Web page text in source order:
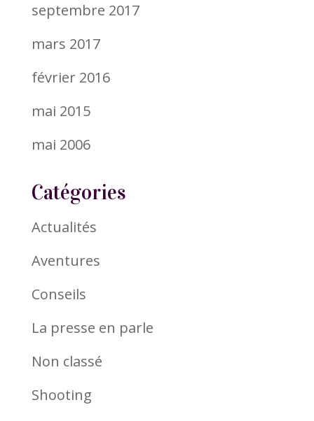
septembre 2017
mars 2017
février 2016
mai 2015
mai 2006
Catégories
Actualités
Aventures
Conseils
La presse en parle
Non classé
Shooting